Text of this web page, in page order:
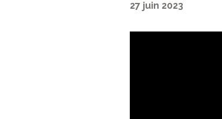
27 juin 2023